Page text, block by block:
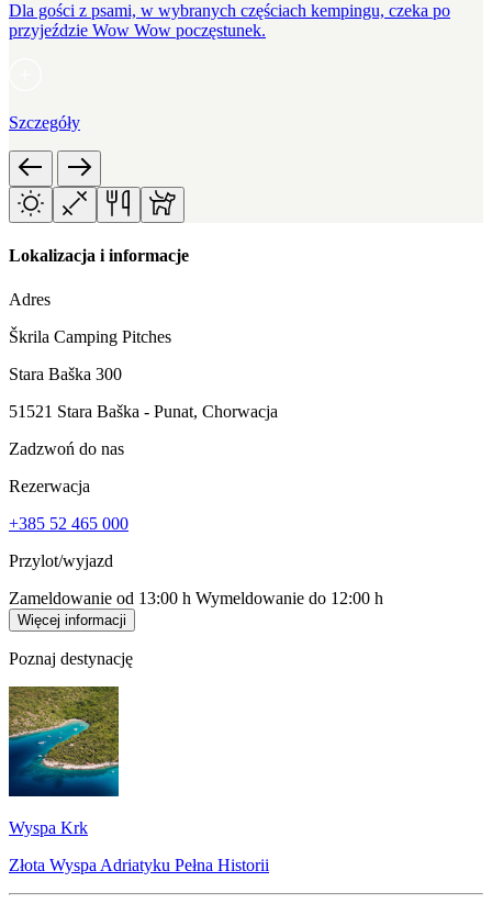
Dla gości z psami, w wybranych częściach kempingu, czeka po
przyjeździe Wow Wow poczęstunek.
Szczegóły
Lokalizacja i informacje
Adres
Škrila Camping Pitches
Stara Baška 300
51521 Stara Baška - Punat, Chorwacja
Zadzwoń do nas
Rezerwacja
+385 52 465 000
Przylot/wyjazd
Zameldowanie od 13:00 h Wymeldowanie do 12:00 h
Więcej informacji
Poznaj destynację
Wyspa Krk
Złota Wyspa Adriatyku Pełna Historii